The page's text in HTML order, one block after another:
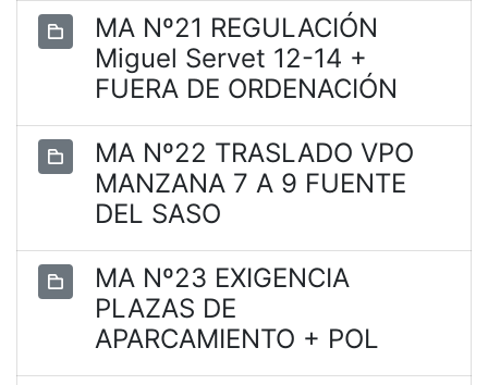
MA Nº21 REGULACIÓN
Miguel Servet 12-14 +
FUERA DE ORDENACIÓN
MA Nº22 TRASLADO VPO
MANZANA 7 A 9 FUENTE
DEL SASO
MA Nº23 EXIGENCIA
PLAZAS DE
APARCAMIENTO + POL